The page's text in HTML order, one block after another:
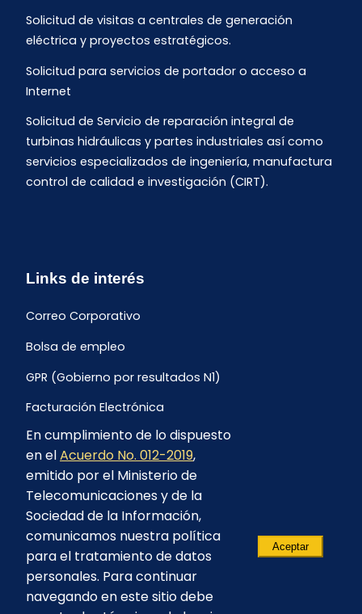
Solicitud de visitas a centrales de generación
eléctrica y proyectos estratégicos.
Solicitud para servicios de portador o acceso a
Internet
Solicitud de Servicio de reparación integral de
turbinas hidráulicas y partes industriales así como
servicios especializados de ingeniería, manufactura
control de calidad e investigación (CIRT).
Links de interés
Correo Corporativo
Bolsa de empleo
GPR (Gobierno por resultados N1)
Facturación Electrónica
Archivo Histórico de Facturación
Portal Ambiental y Social
Proyecto Geotérmico Chachimbiro
Contratación consultoría mediante “Lista Corta”
Reglamento de Procesos Asociativos
En cumplimiento de lo dispuesto
en elAcuerdo No. 012-2019,
emitido por el Ministerio de
Telecomunicaciones y de la
Sociedad de la Información,
comunicamos nuestra política
para el tratamiento de datos
personales. Para continuar
navegando en este sitio debe
Aceptar